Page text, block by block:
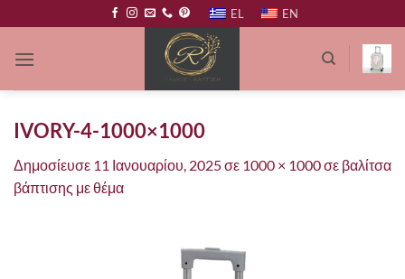
στο
περιεχόμενο
EL EN
IVORY-4-1000×1000
Δημοσίευσε 11 Ιανουαρίου, 2025σε 1000 × 1000σε βαλίτσα
βάπτισης με θέμα